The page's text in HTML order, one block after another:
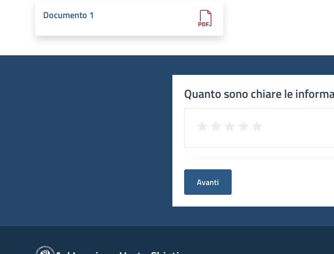
Documento 1
Quanto sono chiare le
Avanti